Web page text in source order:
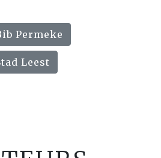
Permeke
Leest